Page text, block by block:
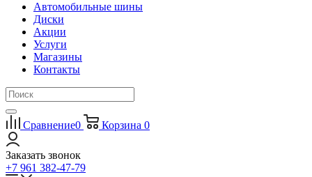
Автомобильные шины
Диски
Акции
Услуги
Магазины
Контакты
Сравнение0 Корзина 0
Заказать звонок
+7 961 382-47-79